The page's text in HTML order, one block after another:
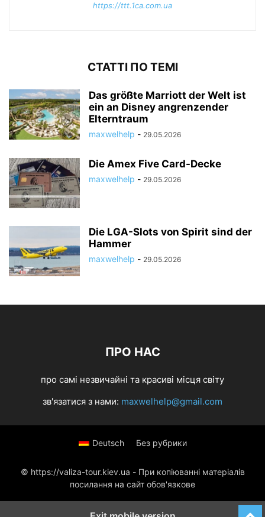
https://ttt.1ca.com.ua
СТАТТІ ПО ТЕМІ
Das größte Marriott der Welt ist
ein an Disney angrenzender
Elterntraum
maxwelhelp - 29.05.2026
Die Amex Five Card-Decke
maxwelhelp - 29.05.2026
Die LGA-Slots von Spirit sind der
Hammer
maxwelhelp - 29.05.2026
ПРО НАС
про самі незвичайні та красиві місця світу
зв'язатися з нами: maxwelhelp@gmail.com
Deutsch Без рубрики
© https://valiza-tour.kiev.ua - При копіюванні матеріалів
посилання на сайт обов'язкове